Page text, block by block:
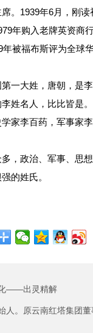
。1939年6月，刚
年购入老牌英资商
被福布斯评为全球
大姓，唐朝，是李
姓名人，比比皆是
家李百药，军事家
政治、军事、思想
的姓氏。
——出灵精解
人。原云南红塔集团